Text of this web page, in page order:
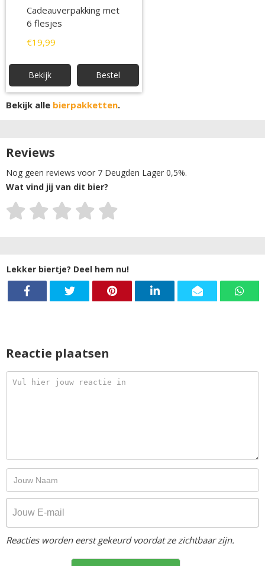
Cadeauverpakking met
6 flesjes
€19,99
Bekijk Bestel
Bekijk alle bierpakketten.
Reviews
Nog geen reviews voor 7 Deugden Lager 0,5%.
Wat vind jij van dit bier?
Lekker biertje? Deel hem nu!
Reactie plaatsen
Reacties worden eerst gekeurd voordat ze zichtbaar zijn.